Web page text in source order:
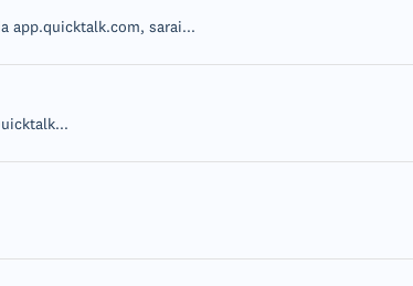
app.quicktalk.com, sarai...